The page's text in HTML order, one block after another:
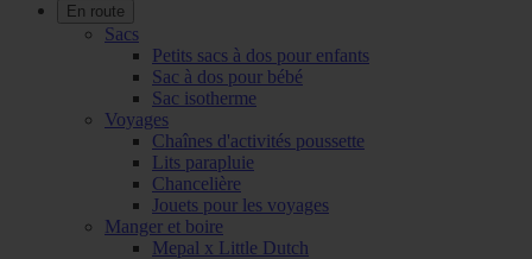
En route
Sacs
Petits sacs à dos pour enfants
Sac à dos pour bébé
Sac isotherme
Voyages
Chaînes d'activités poussette
Lits parapluie
Chancelière
Jouets pour les voyages
Manger et boire
Mepal x Little Dutch